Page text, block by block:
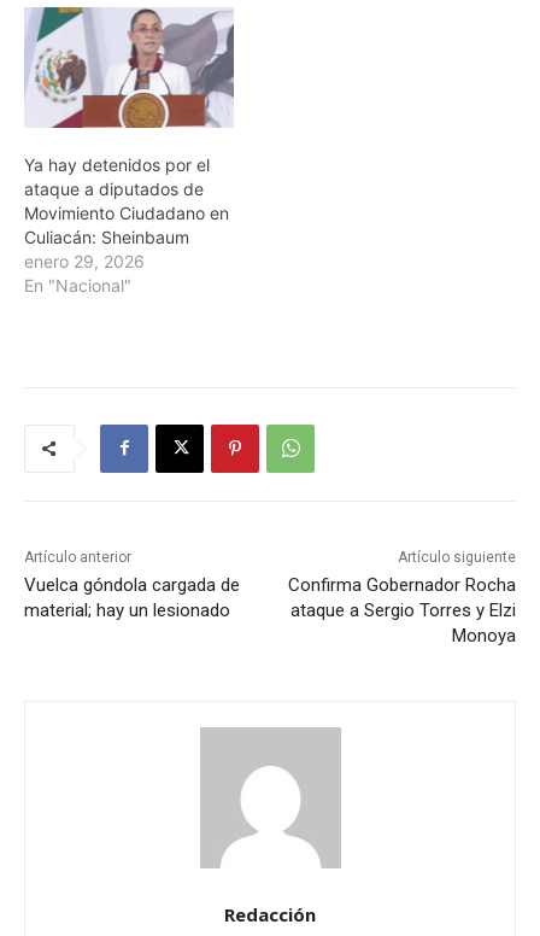
Ya hay detenidos por el
ataque a diputados de
Movimiento Ciudadano en
Culiacán: Sheinbaum
enero 29, 2026
En "Nacional"
Artículo anterior
Vuelca góndola cargada de
material; hay un lesionado
Artículo siguiente
Confirma Gobernador Rocha
ataque a Sergio Torres y Elzi
Monoya
Redacción